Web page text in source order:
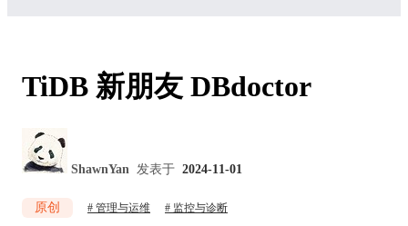
TiDB 新朋友 DBdoctor
ShawnYan 发表于 2024-11-01
原创 管理与运维 监控与诊断